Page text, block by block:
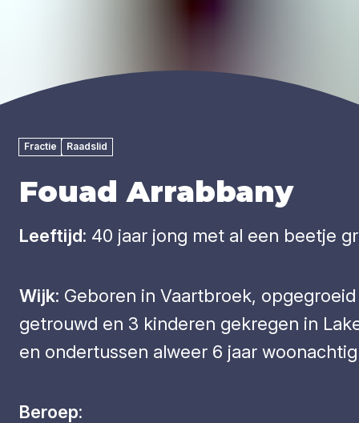
Fractie Raadslid
Fouad Arrabbany
Leeftijd: 40 jaar jong met al een beetje
Wijk: Geboren in Vaartbroek,
getrouwd en 3 kinderen gekregen in
en ondertussen alweer 6 jaar
Beroep: